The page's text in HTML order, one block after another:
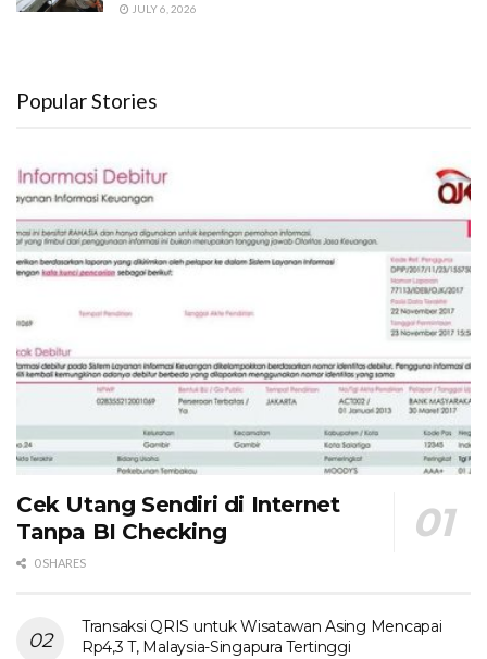
JULY 6, 2026
Popular Stories
Cek Utang Sendiri di Internet
Tanpa BI Checking
0 SHARES
Transaksi QRIS untuk Wisatawan Asing Mencapai
Rp4,3 T, Malaysia-Singapura Tertinggi